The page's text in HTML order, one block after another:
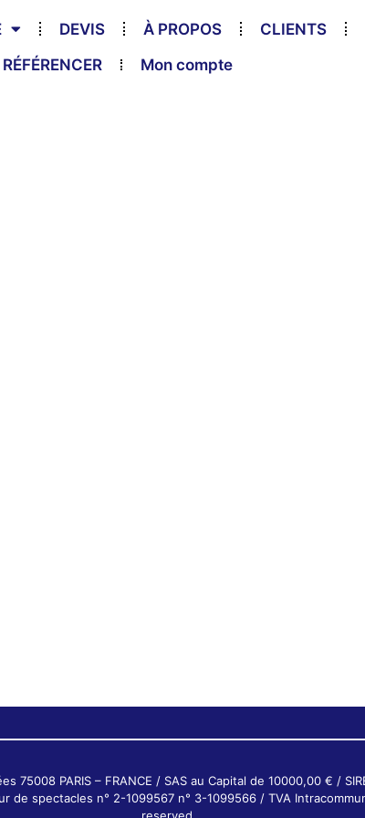
DEVIS À PROPOS
CLIENTS
RÉFÉRENCER
Mon compte
75008 PARIS – FRANCE / SAS au Capital de 10000,00 € /
de spectacles n° 2-1099567 n° 3-1099566 / TVA
reserved